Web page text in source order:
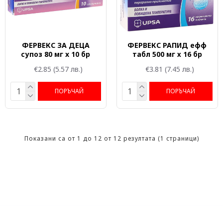
ФЕРВЕКС ЗА ДЕЦА
супоз 80 мг x 10 бр
€2.85 (5.57 лв.)
ПОРЪЧАЙ
ФЕРВЕКС РАПИД ефф
табл 500 мг х 16 бр
€3.81 (7.45 лв.)
ПОРЪЧАЙ
Показани са от 1 до 12 от 12 резултата (1 страници)